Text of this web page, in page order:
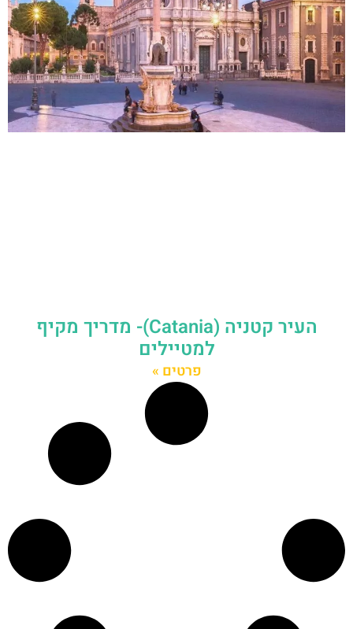
העיר קטניה (Catania)- מדריך מקיף
למטיילים
פרטים »